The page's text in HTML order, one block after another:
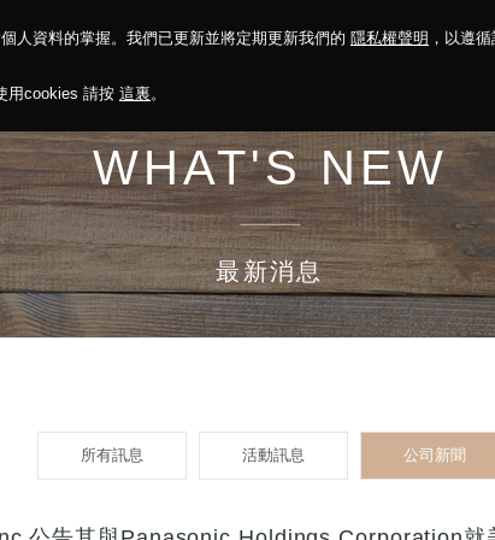
人資料的掌握。我們已更新並將定期更新我們的 隱私權聲明 ，以遵
用cookies 請按 這裏。
方案 永續報告 投資人關係 菁英招募 最
WHAT'S NEW
最新消息
所有訊息 活動訊息 公司新聞